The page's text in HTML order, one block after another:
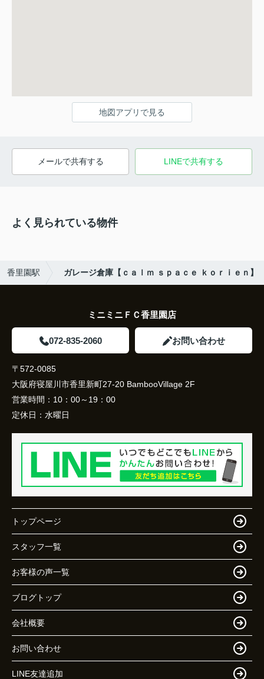
地図アプリで見る
メールで共有する LINEで共有する
よく見られている物件
香里園駅 ガレージ倉庫【ｃａｌｍ ｓｐａｃｅ ｋｏｒｉｅｎ】
ミニミニＦＣ香里園店
072-835-2060 お問い合わせ
〒572-0085
大阪府寝屋川市香里新町27-20 BambooVillage 2F
営業時間： 10：00～19：00
定休日： 水曜日
トップページ
スタッフ一覧
お客様の声一覧
ブログトップ
会社概要
お問い合わせ
LINE友達追加